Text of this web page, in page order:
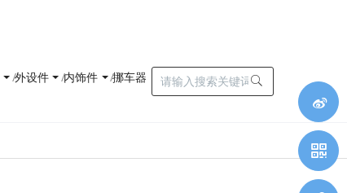
外设件 内饰件 挪车器